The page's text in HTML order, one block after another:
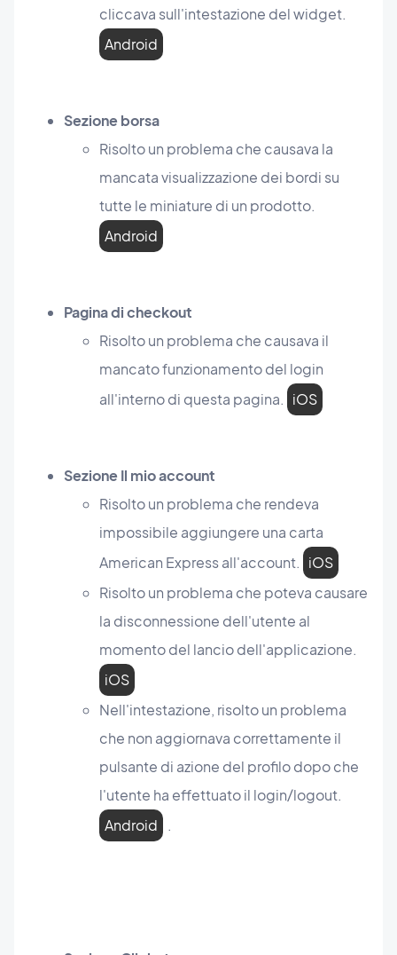
cliccava sull'intestazione del widget.
Android
Sezione borsa
Risolto un problema che causava la
mancata visualizzazione dei bordi su
tutte le miniature di un prodotto.
Android
Pagina di checkout
Risolto un problema che causava il
mancato funzionamento del login
all'interno di questa pagina. iOS
Sezione Il mio account
Risolto un problema che rendeva
impossibile aggiungere una carta
American Express all'account. iOS
Risolto un problema che poteva causare
la disconnessione dell'utente al
momento del lancio dell'applicazione.
iOS
Nell'intestazione, risolto un problema
che non aggiornava correttamente il
pulsante di azione del profilo dopo che
l'utente ha effettuato il login/logout.
Android
.